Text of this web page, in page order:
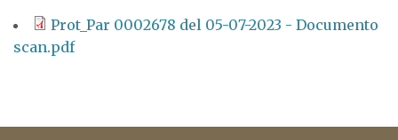
Prot_Par 0002678 del 05-07-2023 - Documento
scan.pdf